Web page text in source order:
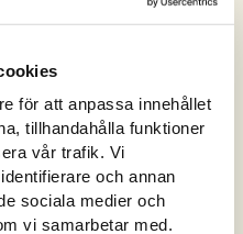
för att anpassa innehållet
tillhandahålla funktioner
vår trafik. Vi
och annan
sociala medier och
vi samarbetar med.